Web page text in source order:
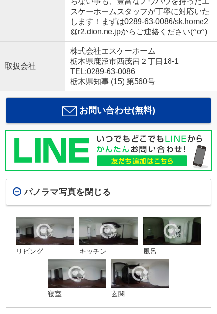
スケーホームスタッフが丁寧に対応いた
します！まずは0289-63-0086/sk.home2
@r2.dion.ne.jpからご連絡ください(^o^)
取扱会社
株式会社エスケーホーム
栃木県鹿沼市西茂呂２丁目18-1
TEL:0289-63-0086
栃木県知事 (15) 第560号
お問い合わせ(無料)
パノラマ写真を閉じる
リビング キッチン 風呂
寝室 玄関